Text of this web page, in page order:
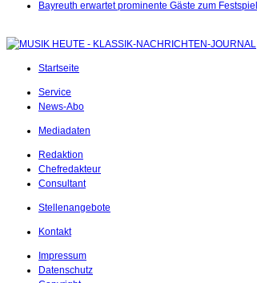
Bayreuth erwartet prominente Gäste zum
Startseite
Service
News-Abo
Mediadaten
Redaktion
Chefredakteur
Consultant
Stellenangebote
Kontakt
Impressum
Datenschutz